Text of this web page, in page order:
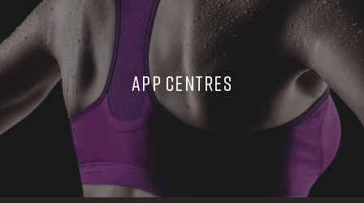
APP CENTRES